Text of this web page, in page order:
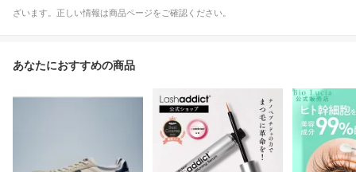
ざいます。正しい情報は商品ページをご確認ください。
あなたにおすすめの商品